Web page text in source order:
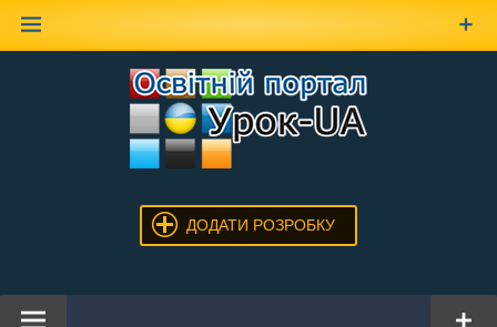
ДОДАТИ РОЗРОБКУ